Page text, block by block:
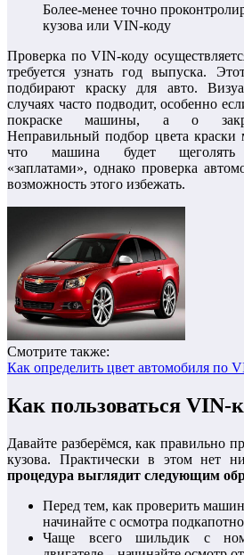
Более-менее точно
кузова или VIN-коду
Проверка по VIN-коду
требуется узнать год выпуска.
подбирают краску для авто.
случаях часто подводит, особенно
покраске машины, а о
Неправильный подбор цвета краски
что машина будет щеголять
«заплатами», однако проверка
возможность этого избежать.
Смотрите также:
Как определить цвет автомобиля по
Как пользоваться VIN-
Давайте разберёмся, как правильно
кузова. Практически в этом нет
процедура выглядит следующим
Перед тем, как проверить
начинайте с осмотра
Чаще всего шильдик с